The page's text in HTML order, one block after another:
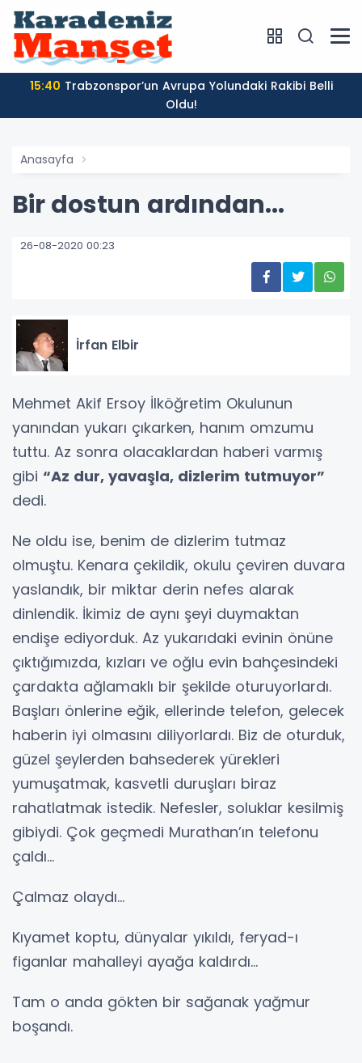
15:40
Oldu!
Anasayfa
Bir dostun ardından...
26-08-2020 00:23
İrfan Elbir
Mehmet Akif Ersoy İlköğretim Okulunun
yanından yukarı çıkarken, hanım omzumu
tuttu. Az sonra olacaklardan haberi varmış
gibi “Az dur, yavaşla, dizlerim tutmuyor”
dedi.
Ne oldu ise, benim de dizlerim tutmaz
olmuştu. Kenara çekildik, okulu çeviren duvara
yaslandık, bir miktar derin nefes alarak
dinlendik. İkimiz de aynı şeyi duymaktan
endişe ediyorduk. Az yukarıdaki evinin önüne
çıktığımızda, kızları ve oğlu evin bahçesindeki
çardakta ağlamaklı bir şekilde oturuyorlardı.
Başları önlerine eğik, ellerinde telefon, gelecek
haberin iyi olmasını diliyorlardı. Biz de oturduk,
güzel şeylerden bahsederek yürekleri
yumuşatmak, kasvetli duruşları biraz
rahatlatmak istedik. Nefesler, soluklar kesilmiş
gibiydi. Çok geçmedi Murathan’ın telefonu
çaldı…
Çalmaz olaydı…
Kıyamet koptu, dünyalar yıkıldı, feryad-ı
figanlar mahalleyi ayağa kaldırdı…
Tam o anda gökten bir sağanak yağmur
boşandı.